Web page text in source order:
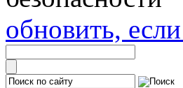
обновить,